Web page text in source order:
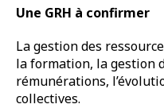
Une GRH à confirmer
La gestion des
la formation, la gestion
rémunérations,
collectives.